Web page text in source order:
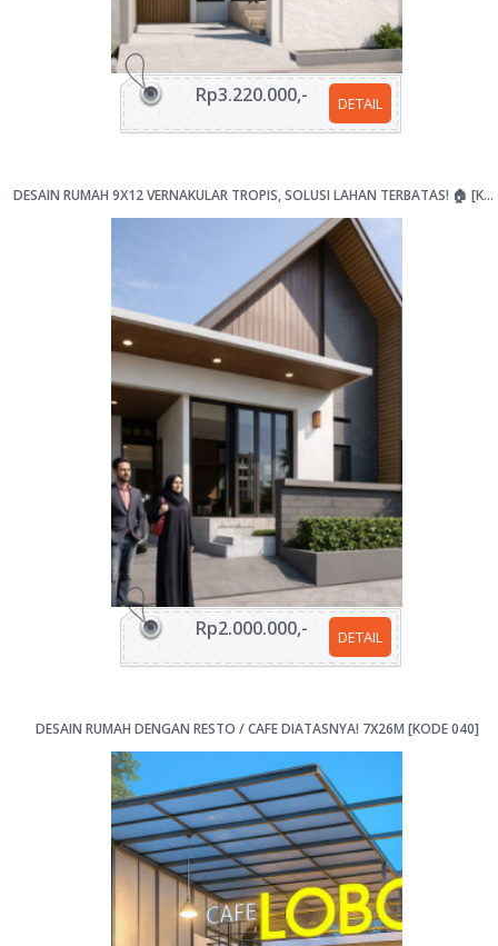
DETAIL
Rp3.220.000,-
DESAIN RUMAH 9X12 VERNAKULAR TROPIS, SOLUSI LAHAN TERBATAS! 🏠 [KODE 041B]
DETAIL
Rp2.000.000,-
DESAIN RUMAH DENGAN RESTO / CAFE DIATASNYA! 7X26M [KODE 040]